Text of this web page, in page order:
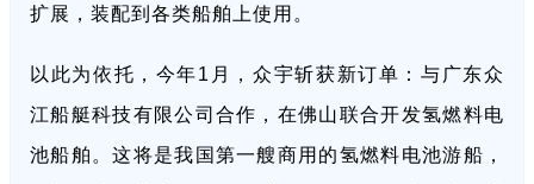
扩展，装配到各类船舶上使用。
以此为依托，今年1月，众宇斩获新订单：与广东众
江船艇科技有限公司合作，在佛山联合开发氢燃料电
池船舶。这将是我国第一艘商用的氢燃料电池游船，